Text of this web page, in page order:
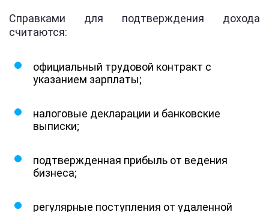
Справками для подтверждения дохода
считаются:
официальный трудовой контракт с
указанием зарплаты;
налоговые декларации и банковские
выписки;
подтвержденная прибыль от ведения
бизнеса;
регулярные поступления от удаленной